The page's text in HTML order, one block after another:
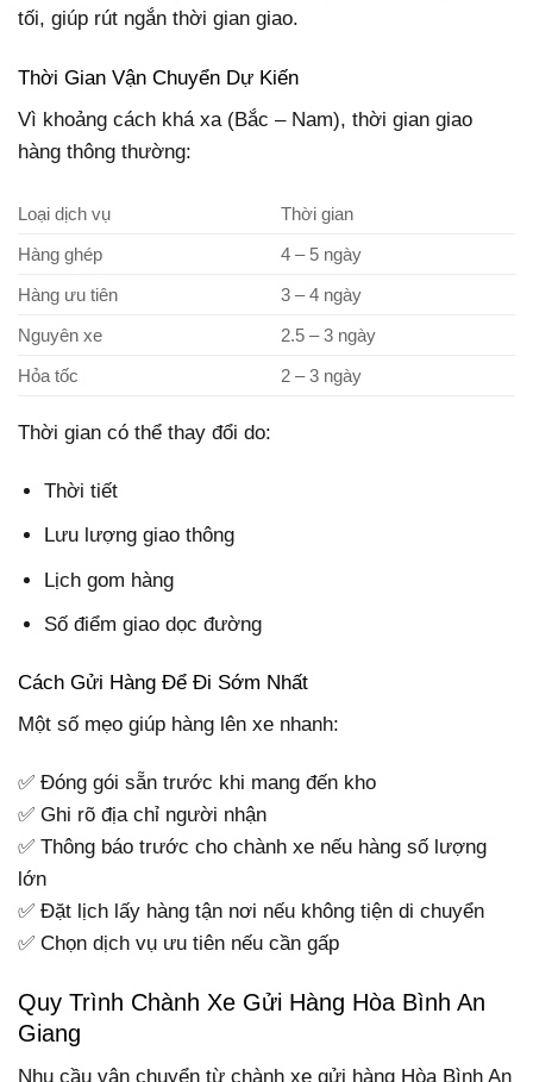
tối, giúp rút ngắn thời gian giao.
Thời Gian Vận Chuyển Dự Kiến
Vì khoảng cách khá xa (Bắc – Nam), thời gian giao
hàng thông thường:
Loại dịch vụ
Thời gian
Hàng ghép
4 – 5 ngày
Hàng ưu tiên
3 – 4 ngày
Nguyên xe
2.5 – 3 ngày
Hỏa tốc
2 – 3 ngày
Thời gian có thể thay đổi do:
Thời tiết
Lưu lượng giao thông
Lịch gom hàng
Số điểm giao dọc đường
Cách Gửi Hàng Để Đi Sớm Nhất
Một số mẹo giúp hàng lên xe nhanh:
✅ Đóng gói sẵn trước khi mang đến kho
✅ Ghi rõ địa chỉ người nhận
✅ Thông báo trước cho chành xe nếu hàng số lượng
lớn
✅ Đặt lịch lấy hàng tận nơi nếu không tiện di chuyển
✅ Chọn dịch vụ ưu tiên nếu cần gấp
Quy Trình Chành Xe Gửi Hàng Hòa Bình An
Giang
Nhu cầu vận chuyển từ chành xe gửi hàng Hòa Bình An